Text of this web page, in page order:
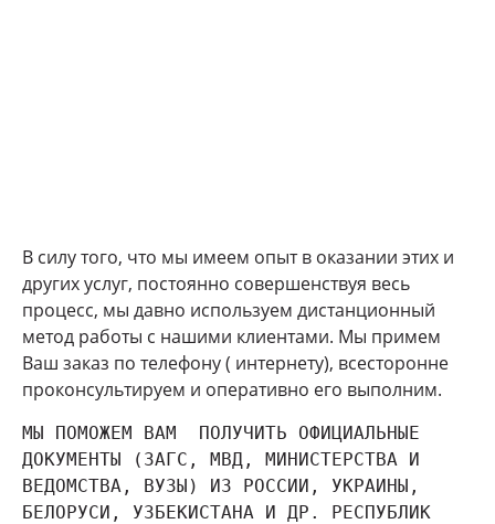
В силу того, что мы имеем опыт в оказании этих и
других услуг, постоянно совершенствуя весь
процесс, мы давно используем дистанционный
метод работы с нашими клиентами. Мы примем
Ваш заказ по телефону ( интернету), всесторонне
проконсультируем и оперативно его выполним.
МЫ ПОМОЖЕМ ВАМ  ПОЛУЧИТЬ ОФИЦИАЛЬНЫЕ
ДОКУМЕНТЫ (ЗАГС, МВД, МИНИСТЕРСТВА И
ВЕДОМСТВА, ВУЗЫ) ИЗ РОССИИ, УКРАИНЫ,
БЕЛОРУСИ, УЗБЕКИСТАНА И ДР. РЕСПУБЛИК